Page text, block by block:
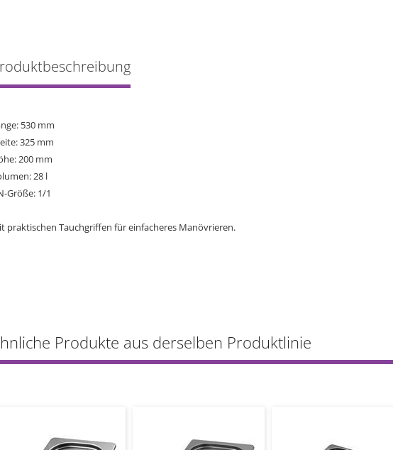
530 mm
325 mm
200 mm
28 l
Größe: 1/1
praktischen Tauchgriffen für einfacheres Manövrieren.
Produkte aus derselben Produktlinie